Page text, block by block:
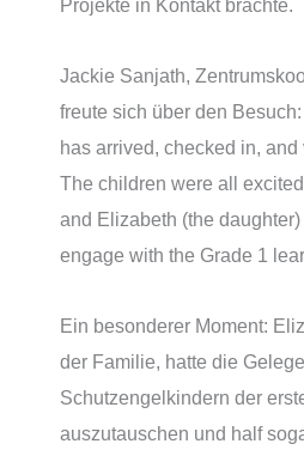
Projekte in Kontakt brachte.
Jackie Sanjath,
freute sich über den
has arrived, checked in,
The children were all
and Elizabeth (the
engage with the Grade 1
Ein besonderer Moment:
der Familie, hatte die
Schutzengelkindern der
auszutauschen und half